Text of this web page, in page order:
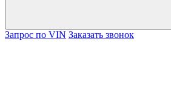
Запрос по VIN Заказать звонок